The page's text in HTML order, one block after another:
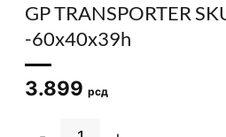
GP TRANSPORTER
-60x40x39h
3.899 рсд